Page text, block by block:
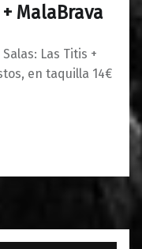
MalaBrava
Las Titis +
en taquilla 14€